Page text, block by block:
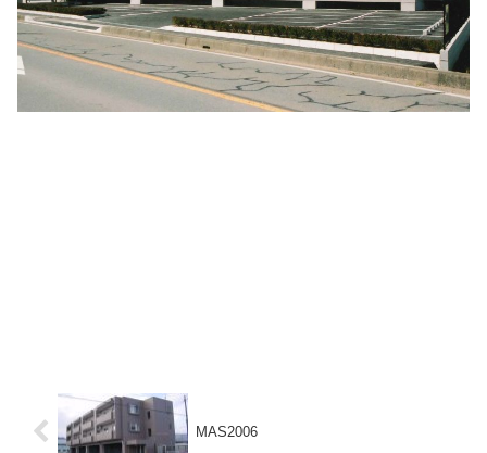
MAS2006